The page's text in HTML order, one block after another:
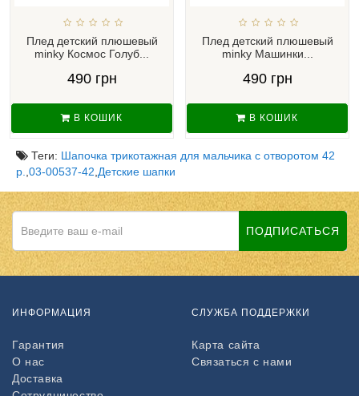
Плед детский плюшевый
minky Космос Голуб...
490 грн
В КОШИК
Плед детский плюшевый
minky Машинки...
490 грн
В КОШИК
Теги: Шапочка трикотажная для мальчика с отворотом 42
р. 03-00537-42 Детские шапки
ПОДПИСАТЬСЯ
ИНФОРМАЦИЯ
Гарантия
О нас
Доставка
СЛУЖБА ПОДДЕРЖКИ
Карта сайта
Связаться с нами